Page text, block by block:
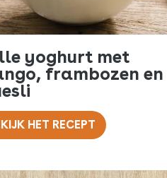
yoghurt met
frambozen en
HET RECEPT